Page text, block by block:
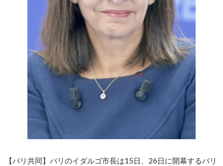
【パリ共同】パリのイダルゴ市長は15日、26日に開幕するパリ